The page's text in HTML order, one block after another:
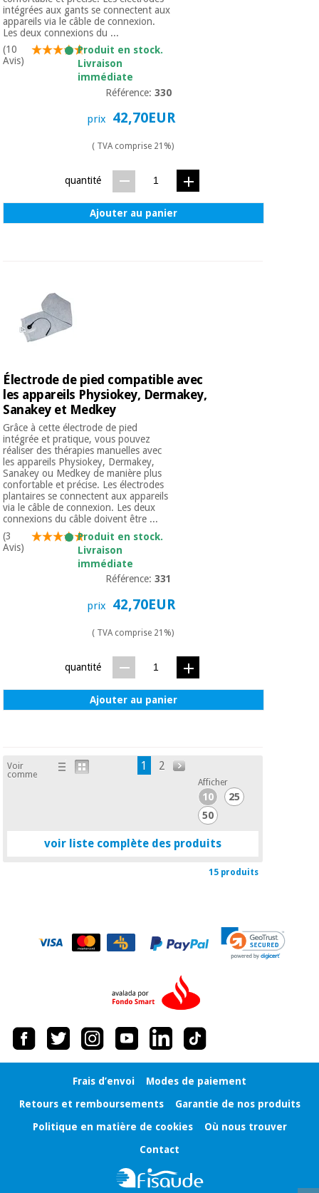
intégrées aux gants se connectent aux
appareils via le câble de connexion.
Les deux connexions du ...
(10
Avis)
Produit en stock.
Livraison
immédiate
Référence:330
prix 42,70EUR
( TVA comprise 21%)
quantité
Ajouter au panier
Électrode de pied compatible avec
les appareils Physiokey, Dermakey,
Sanakey et Medkey
Grâce à cette électrode de pied
intégrée et pratique, vous pouvez
réaliser des thérapies manuelles avec
les appareils Physiokey, Dermakey,
Sanakey ou Medkey de manière plus
confortable et précise. Les électrodes
plantaires se connectent aux appareils
via le câble de connexion. Les deux
connexions du câble doivent être ...
(3
Avis)
Produit en stock.
Livraison
immédiate
Référence:331
prix 42,70EUR
( TVA comprise 21%)
quantité
Ajouter au panier
Voir
comme
1 2
Afficher
10
25
50
voir liste complète des produits
15 produits
Frais d’envoi
Modes de paiement
Retours et remboursements
Garantie de nos produits
Politique en matière de cookies
Où nous trouver
Contact